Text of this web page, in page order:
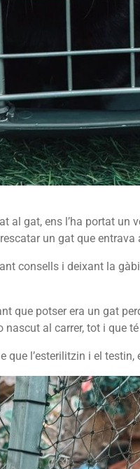
al gat, ens l’ha portat un
un gat que entrava
consells i deixant la
que potser era un gat
nascut al carrer, tot i que
que l’esterilitzin i el